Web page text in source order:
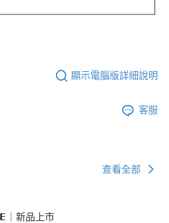
顯示電腦版詳細說明
客服
查看全部
新品上市